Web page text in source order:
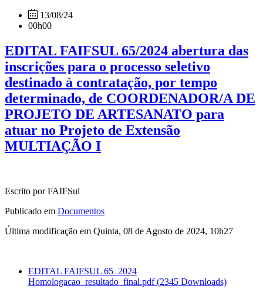
13/08/24
00h00
EDITAL FAIFSUL 65/2024 abertura das
inscrições para o processo seletivo
destinado à contratação, por tempo
determinado, de COORDENADOR/A DE
PROJETO DE ARTESANATO para
atuar no Projeto de Extensão
MULTIAÇÃO I
Escrito por FAIFSul
Publicado em Documentos
Última modificação em Quinta, 08 de Agosto de 2024, 10h27
EDITAL FAIFSUL 65_2024
Homologacao_resultado_final.pdf(2345 Downloads)